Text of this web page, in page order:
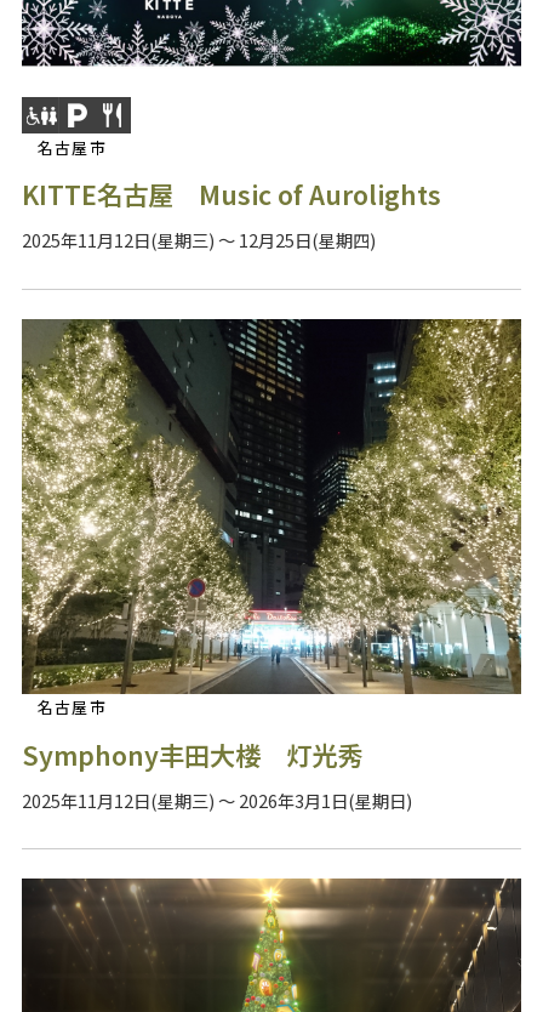
名古屋市
KITTE名古屋 Music of Aurolights
2025年11月12日(星期三) ～ 12月25日(星期四)
名古屋市
Symphony丰田大楼 灯光秀
2025年11月12日(星期三) ～ 2026年3月1日(星期日)